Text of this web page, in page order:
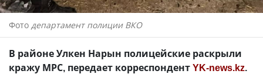
Фото департамент полиции ВКО
В районе Улкен Нарын полицейские раскрыли
кражу МРС, передает корреспондентYK-news.kz.